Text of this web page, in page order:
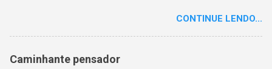
CONTINUE LENDO...
Caminhante pensador